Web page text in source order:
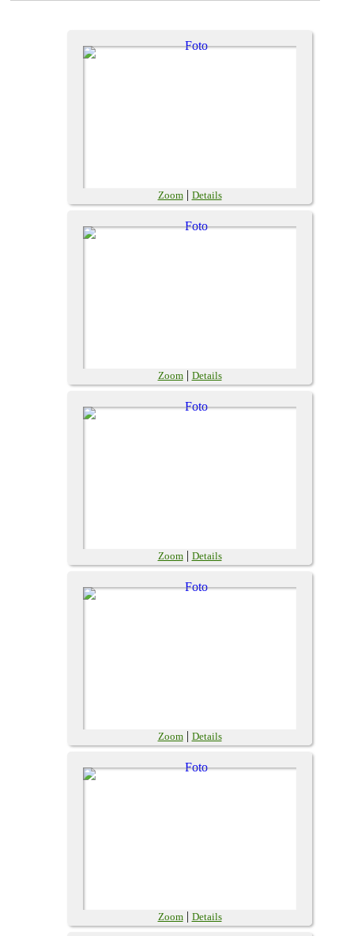
Zoom| Details
Zoom| Details
Zoom| Details
Zoom| Details
Zoom| Details